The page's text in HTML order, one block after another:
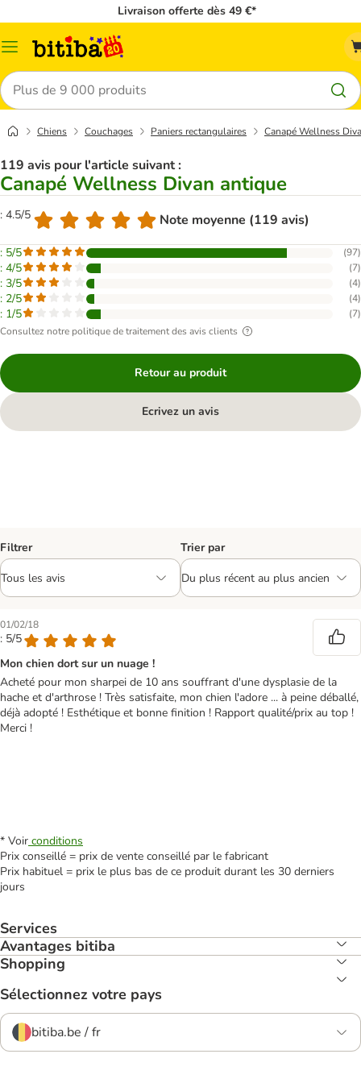
Livraison offerte dès 49 €*
Menu
Rechercher
Chiens Couchages Paniers rectangulaires Canapé Wellness
119 avis pour l'article suivant :
Canapé Wellness Divan antique
: 4.5/5 Note moyenne (119 avis)
: 5/5 (97)
: 4/5 (7)
: 3/5 (4)
: 2/5 (4)
: 1/5 (7)
Consultez notre politique de traitement des avis clients
Retour au produit
Ecrivez un avis
Filtrer Trier par
01/02/18
: 5/5
Mon chien dort sur un nuage !
Acheté pour mon sharpei de 10 ans souffrant d'une dysplasie de la
hache et d'arthrose ! Très satisfaite, mon chien l'adore ... à peine déballé,
déjà adopté ! Esthétique et bonne finition ! Rapport qualité/prix au top !
Merci !
* Voir conditions
Prix conseillé = prix de vente conseillé par le fabricant
Prix habituel = prix le plus bas de ce produit durant les 30 derniers
jours
Services
Avantages bitiba
Shopping
Sélectionnez votre pays
bitiba.be / fr